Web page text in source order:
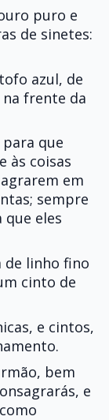
puro e
de sinetes:
azul, de
frente da
que
às coisas
em
sempre
eles
de linho fino
cinto de
e cintos,
bem
e